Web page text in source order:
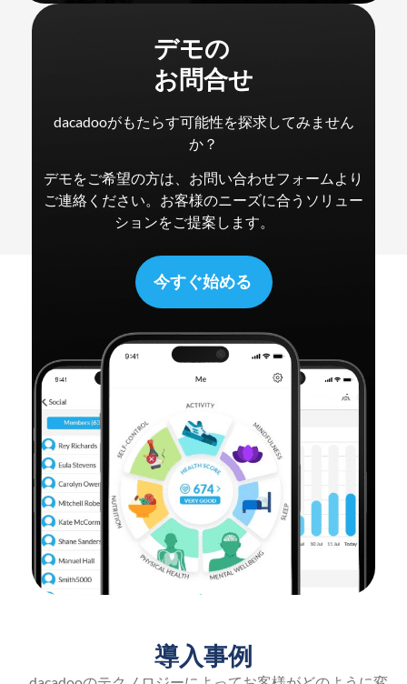
デモの
お問合せ
dacadooがもたらす可能性を探求してみません
か？
デモをご希望の方は、お問い合わせフォームより
ご連絡ください。お客様のニーズに合うソリュー
ションをご提案します。
今すぐ始める
導入事例